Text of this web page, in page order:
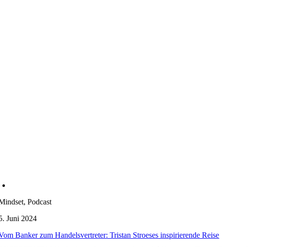
Podcast
Juni 2024
Banker zum Handelsvertreter: Tristan Stroeses inspirierende Reise